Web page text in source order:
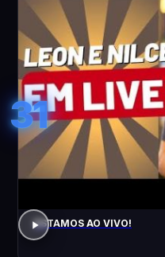
31
ESTAMOS AO VIVO!